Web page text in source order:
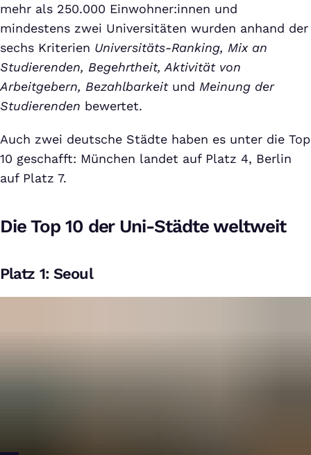
mehr als 250.000 Einwohner:innen und
mindestens zwei Universitäten wurden anhand der
sechs Kriterien Universitäts-Ranking, Mix an
Studierenden, Begehrtheit, Aktivität von
Arbeitgebern, Bezahlbarkeitund Meinung der
Studierenden bewertet.
Auch zwei deutsche Städte haben es unter die Top
10 geschafft: München landet auf Platz 4, Berlin
auf Platz 7.
Die Top 10 der Uni-Städte weltweit
Platz 1: Seoul